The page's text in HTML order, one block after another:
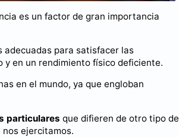
es un factor de gran importancia
adecuadas para satisfacer las
y en un rendimiento físico deficiente.
en el mundo, ya que engloban
particulares que difieren de otro tipo de
ejercitamos.